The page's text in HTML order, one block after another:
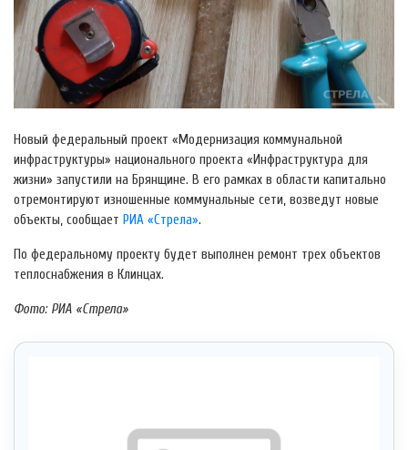
Новый федеральный проект «Модернизация коммунальной
инфраструктуры» национального проекта «Инфраструктура для
жизни» запустили на Брянщине. В его рамках в области капитально
отремонтируют изношенные коммунальные сети, возведут новые
объекты, сообщает РИА «Стрела».
По федеральному проекту будет выполнен ремонт трех объектов
теплоснабжения в Клинцах.
Фото: РИА «Стрела»